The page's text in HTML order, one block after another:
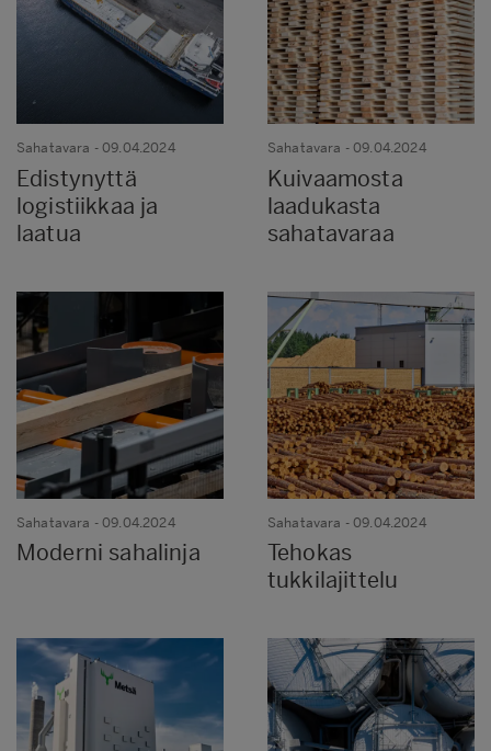
Sahatavara - 09.04.2024
Edistynyttä
logistiikkaa ja
laatua
Sahatavara - 09.04.2024
Kuivaamosta
laadukasta
sahatavaraa
Sahatavara - 09.04.2024
Moderni sahalinja
Sahatavara - 09.04.2024
Tehokas
tukkilajittelu